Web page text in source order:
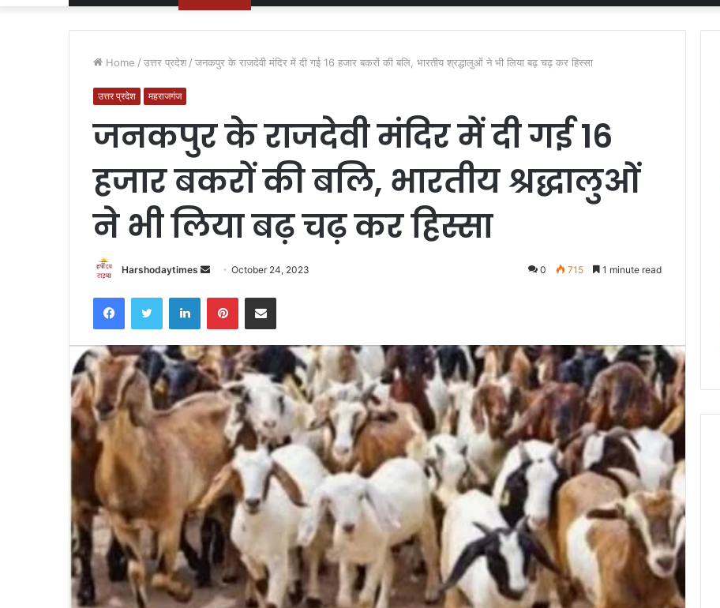
Home / उत्तर प्रदेश / जनकपुर के राजदेवी मंदिर में दी गई 16 हजार बकरों की बलि, भारतीय श्रद्धालुओं ने भी लिया बढ़ चढ़ कर हिस्सा
उत्तर प्रदेश महराजगंज
जनकपुर के राजदेवी मंदिर में दी गई 16
हजार बकरों की बलि, भारतीय श्रद्धालुओं
ने भी लिया बढ़ चढ़ कर हिस्सा
Harshodaytimes
Send
email
October 24, 2023 0 715 1 minute read
FacebookTwitter LinkedInPinterestShare via Email